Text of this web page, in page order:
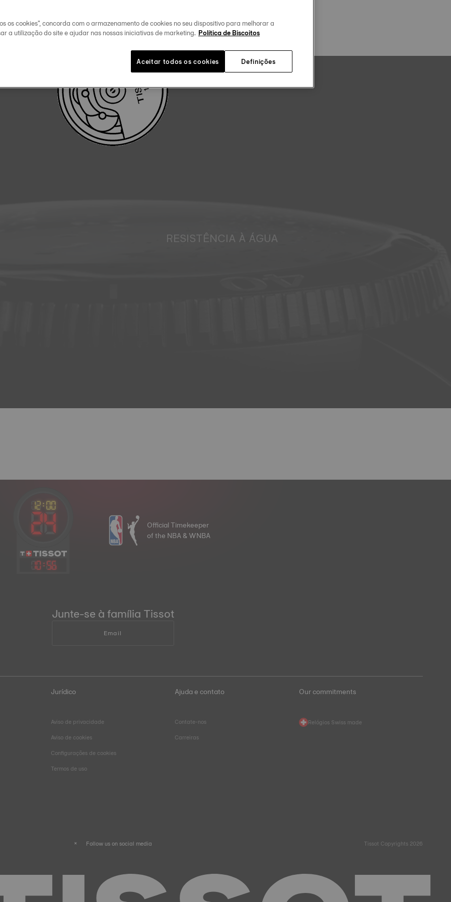
RESISTÊNCIA À ÁGUA
10:56
Official Timekeeper
of the NBA & WNBA
Junte-se à família Tissot
Email
Jurídico
Aviso de privacidade
Aviso de cookies
Configurações de cookies
Termos de uso
Ajuda e contato
Contate-nos
Carreiras
Our commitments
Relógios Swiss made
Follow us on social media Tissot Copyrights 2026
os cookies", concorda com o armazenamento de cookies no seu dispositivo para melhorar a
a utilização do site e ajudar nas nossas iniciativas de marketing. Política de Biscoitos
Definições
Aceitar todos os cookies